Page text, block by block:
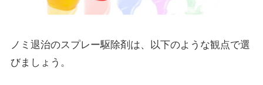
ノミ退治のスプレー駆除剤は、以下のような観点で選
びましょう。